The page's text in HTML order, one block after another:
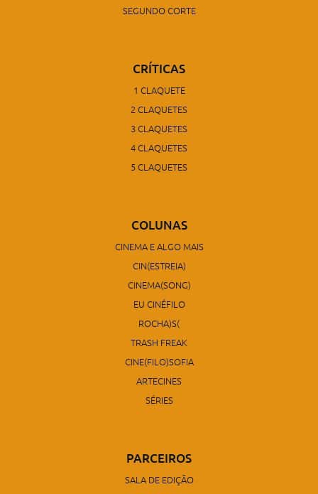
SEGUNDO CORTE
CRÍTICAS
1 CLAQUETE
2 CLAQUETES
3 CLAQUETES
4 CLAQUETES
5 CLAQUETES
COLUNAS
CINEMA E ALGO MAIS
CIN(ESTREIA)
CINEMA(SONG)
EU CINÉFILO
ROCHA)S(
TRASH FREAK
CINE(FILO)SOFIA
ARTECINES
SÉRIES
PARCEIROS
SALA DE EDIÇÃO